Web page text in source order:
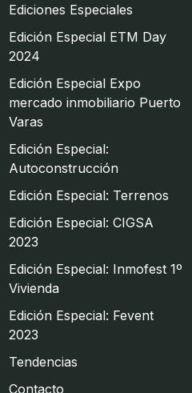
Ediciones Especiales
Edición Especial ETM Day
2024
Edición Especial Expo
mercado inmobiliario Puerto
Varas
Edición Especial:
Autoconstrucción
Edición Especial: Terrenos
Edición Especial: CIGSA
2023
Edición Especial: Inmofest 1º
Vivienda
Edición Especial: Fevent
2023
Tendencias
Contacto